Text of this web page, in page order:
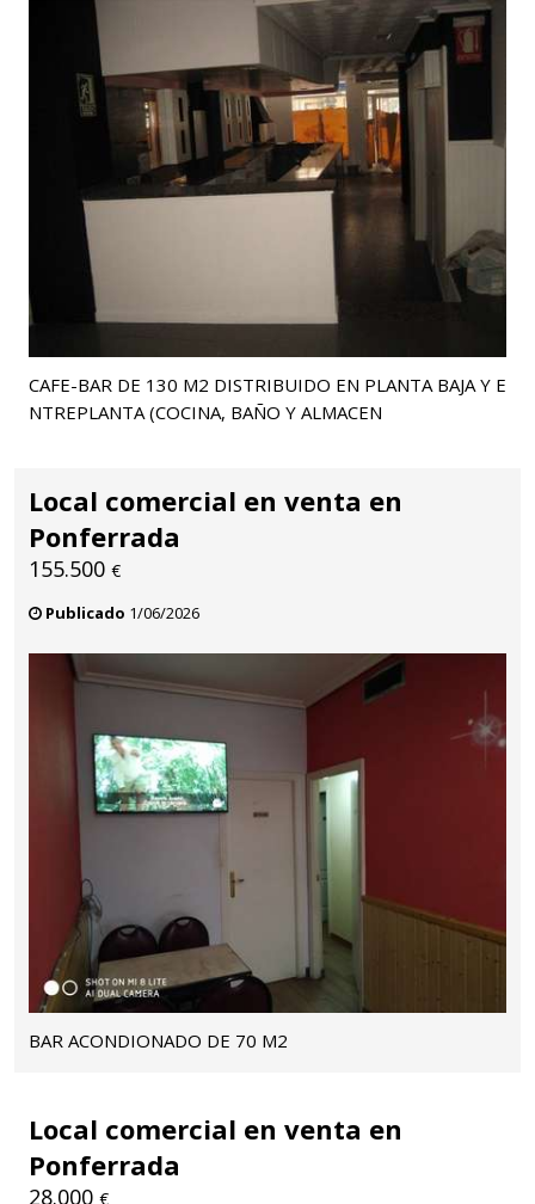
CAFE-BAR DE 130 M2 DISTRIBUIDO EN PLANTA BAJA Y E
NTREPLANTA (COCINA, BAÑO Y ALMACEN
Local comercial en venta en
Ponferrada
155.500 €
Publicado 1/06/2026
BAR ACONDIONADO DE 70 M2
Local comercial en venta en
Ponferrada
28.000 €